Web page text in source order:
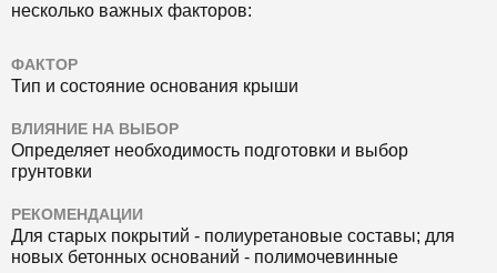
несколько важных факторов:
ФАКТОР
Тип и состояние основания крыши
ВЛИЯНИЕ НА ВЫБОР
Определяет необходимость подготовки и выбор
грунтовки
РЕКОМЕНДАЦИИ
Для старых покрытий - полиуретановые составы; для
новых бетонных оснований - полимочевинные